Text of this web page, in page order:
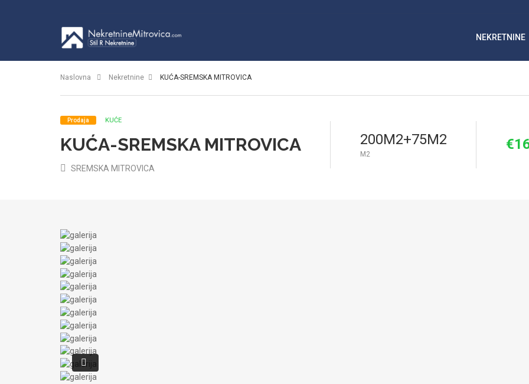
NEKRETNINE
Naslovna Nekretnine KUĆA-SREMSKA MITROVICA
Prodaja KUĆE
KUĆA-SREMSKA MITROVICA
SREMSKA MITROVICA
200M2+75M2
M2